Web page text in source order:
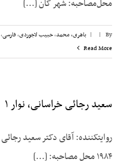
محل‌مصاحبه: شهر کان [...]
By
|
| باهری، محمد,حبیب لاجوردی,فارسی,
Read More
سعید رجائی خراسانی، نوار ۱
۱۹۸۴ محل مصاحبه: [...]